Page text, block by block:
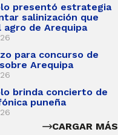
presentó estrategia
salinización que
agro de Arequipa
para concurso de
Arequipa
brinda concierto de
puneña
CARGAR MÁS